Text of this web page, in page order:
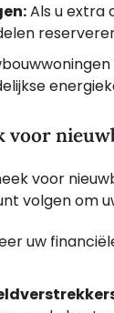
Als u extra
voor
voor
volgen om
uw